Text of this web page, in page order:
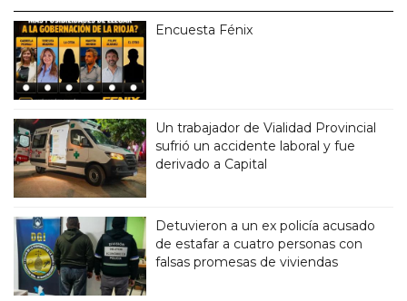
Encuesta Fénix
Un trabajador de Vialidad Provincial
sufrió un accidente laboral y fue
derivado a Capital
Detuvieron a un ex policía acusado
de estafar a cuatro personas con
falsas promesas de viviendas